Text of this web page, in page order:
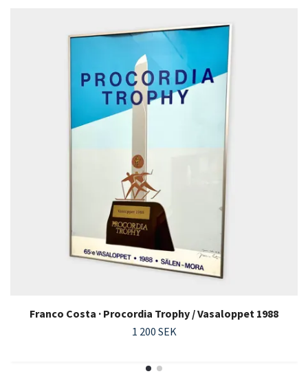
Franco Costa · Procordia Trophy / Vasaloppet 1988
1 200 SEK